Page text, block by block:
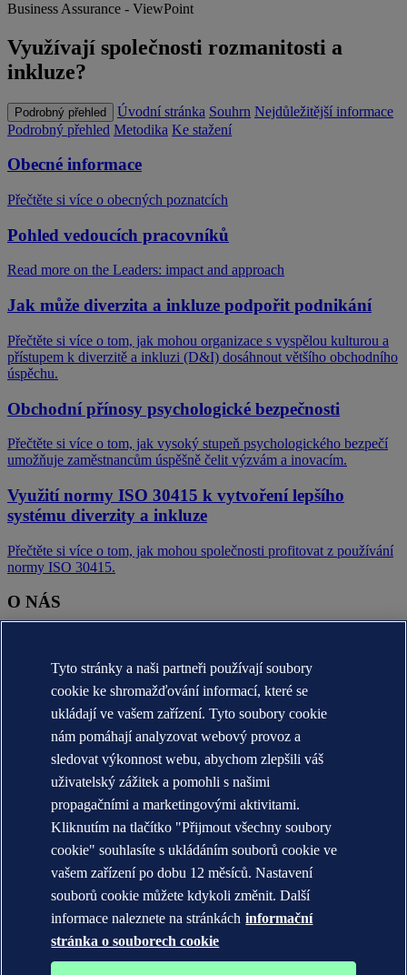
Business Assurance - ViewPoint
Využívají společnosti rozmanitosti a
inkluze?
Podrobný přehled Úvodní stránka Souhrn Nejdůležitější informace
Podrobný přehled Metodika Ke stažení
Obecné informace
Přečtěte si více o obecných poznatcích
Pohled vedoucích pracovníků
Read more on the Leaders: impact and approach
Jak může diverzita a inkluze podpořit podnikání
Přečtěte si více o tom, jak mohou organizace s vyspělou kulturou a
přístupem k diverzitě a inkluzi (D&I) dosáhnout většího obchodního
úspěchu.
Obchodní přínosy psychologické bezpečnosti
Přečtěte si více o tom, jak vysoký stupeň psychologického bezpečí
umožňuje zaměstnancům úspěšně čelit výzvám a inovacím.
Využití normy ISO 30415 k vytvoření lepšího
systému diverzity a inkluze
Přečtěte si více o tom, jak mohou společnosti profitovat z používání
normy ISO 30415.
O NÁS
Stručná historie (globální)
Annual reports
KONTAKT:
Seznamte se s týmem DNV
Prohlášení o ochraně soukromí
Podmínky použití
Copyright © DNV AS 2026
Informace o cookies
Tyto stránky a naši partneři používají soubory
cookie ke shromažďování informací, které se
ukládají ve vašem zařízení. Tyto soubory cookie
nám pomáhají analyzovat webový provoz a
sledovat výkonnost webu, abychom zlepšili váš
uživatelský zážitek a pomohli s našimi
propagačními a marketingovými aktivitami.
Kliknutím na tlačítko "Přijmout všechny soubory
cookie" souhlasíte s ukládáním souborů cookie ve
vašem zařízení po dobu 12 měsíců. Nastavení
souborů cookie můžete kdykoli změnit. Další
informace naleznete na stránkách informační
stránka o souborech cookie